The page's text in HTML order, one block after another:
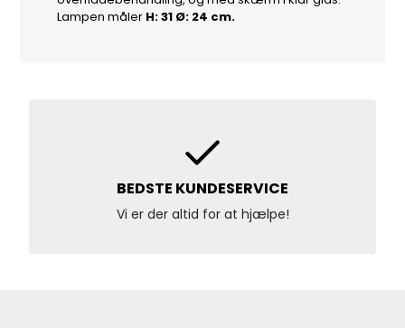
Lampen måler H: 31 Ø: 24 cm.
BEDSTE KUNDESERVICE
Vi er der altid for at hjælpe!